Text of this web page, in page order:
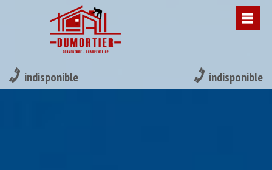
indisponible indisponible